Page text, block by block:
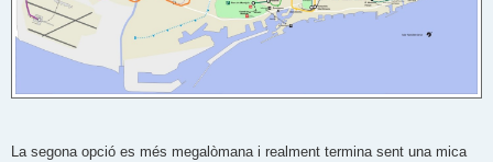
La segona opció es més megalòmana i realment termina sent una mica